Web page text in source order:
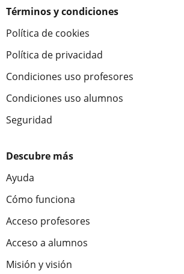
Términos y condiciones
Política de cookies
Política de privacidad
Condiciones uso profesores
Condiciones uso alumnos
Seguridad
Descubre más
Ayuda
Cómo funciona
Acceso profesores
Acceso a alumnos
Misión y visión